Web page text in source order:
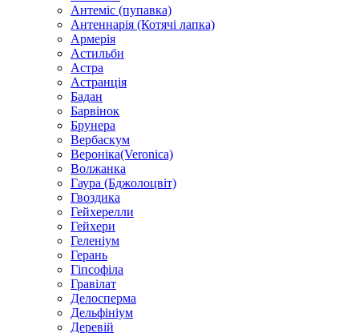
Антеміс (пупавка)
Антеннарія (Котячі лапка)
Армерія
Астильби
Астра
Астранція
Бадан
Барвінок
Брунера
Вербаскум
Вероніка(Veronica)
Волжанка
Гаура (Бджолоцвіт)
Гвоздика
Гейхерелли
Гейхери
Геленіум
Герань
Гіпсофіла
Гравілат
Делосперма
Дельфініум
Деревій